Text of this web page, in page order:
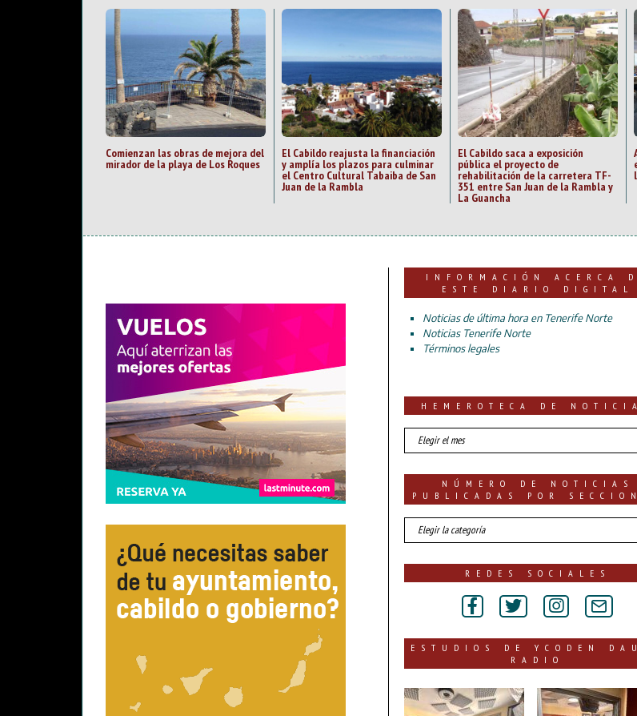
Comienzan las obras de mejora del
mirador de la playa de Los Roques
El Cabildo reajusta la financiación
y amplía los plazos para culminar
el Centro Cultural Tabaiba de San
Juan de la Rambla
El Cabildo saca a exposición
pública el proyecto de
rehabilitación de la carretera TF-
351 entre San Juan de la Rambla y
La Guancha
INFORMACIÓN ACERCA
ESTE DIARIO DIGITAL
Noticias de última hora en Tenerife Norte
Noticias Tenerife Norte
Términos legales
HEMEROTECA DE
HEMEROTECA
DE
NÚMERO DE NOTICIAS
PUBLICADAS POR
número
de
por
REDES SOCIALES
ESTUDIOS DE YCODEN
RADIO